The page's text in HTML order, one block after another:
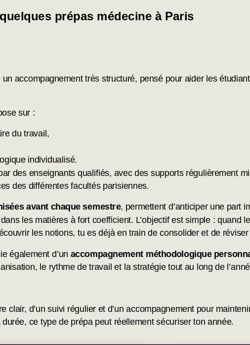
prépas médecine à Paris
accompagnement très structuré, pensé pour aider les
sur :
du travail,
individualisé.
des enseignants qualifiés, avec des supports régulièrement
des différentes facultés parisiennes.
avant chaque semestre, permettent d’anticiper une part
les matières à fort coefficient. L’objectif est simple : quand
les notions, tu es déjà en train de consolider et de
également d’un accompagnement méthodologique
le rythme de travail et la stratégie tout au long de
clair, d’un suivi régulier et d’un accompagnement pour
ce type de prépa peut réellement sécuriser ton année.